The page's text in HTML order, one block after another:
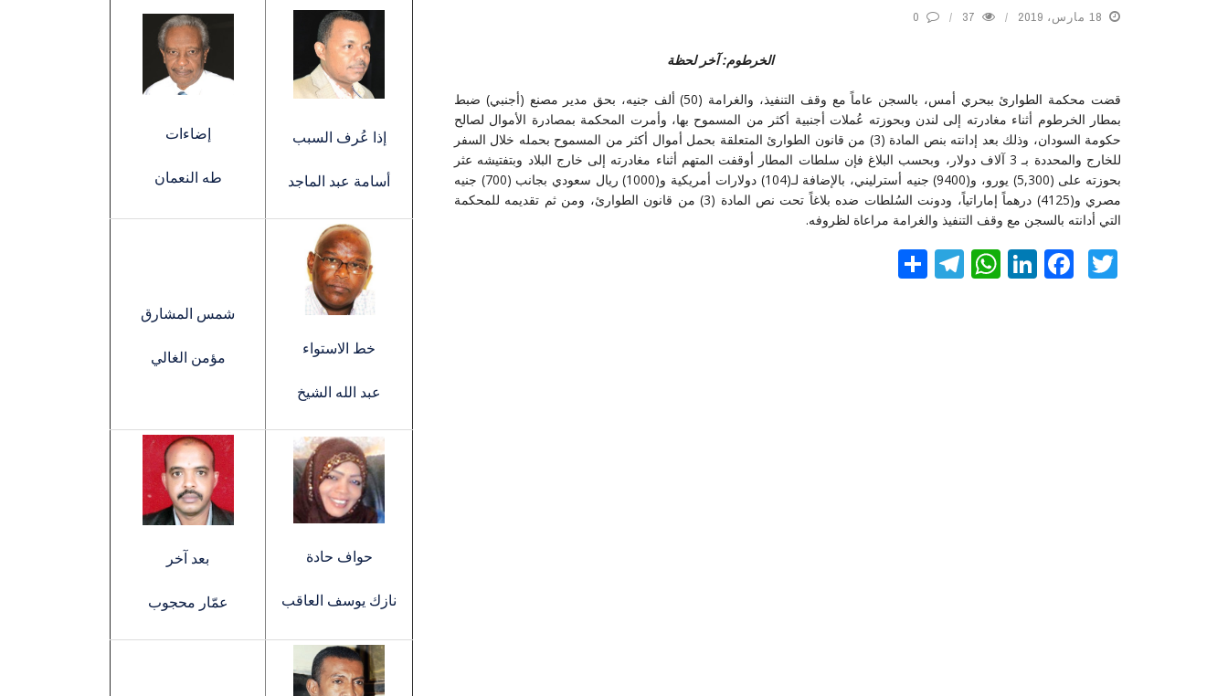
18 مارس، 2019 37
0
الخرطوم: آخر لحظة
قضت محكمة الطوارئ ببحري أمس، بالسجن عاماً مع وقف التنفيذ، والغرامة (50) ألف جنيه، بحق مدير مصنع (أجنبي) ضبط
بمطار الخرطوم أثناء مغادرته إلى لندن وبحوزته عُملات أجنبية أكثر من المسموح بها، وأمرت المحكمة بمصادرة الأموال لصالح
حكومة السودان، وذلك بعد إدانته بنص المادة (3) من قانون الطوارئ المتعلقة بحمل أموال أكثر من المسموح بحمله خلال السفر
للخارج والمحددة بـ 3 آلاف دولار، وبحسب البلاغ فإن سلطات المطار أوقفت المتهم أثناء مغادرته إلى خارج البلاد وبتفتيشه عثر
بحوزته على (5,300) يورو، و(9400) جنيه أسترليني، بالإضافة لـ(104) دولارات أمريكية و(1000) ريال سعودي بجانب (700) جنيه
مصري و(4125) درهماً إماراتياً، ودونت السُلطات ضده بلاغاً تحت نص المادة (3) من قانون الطوارئ، ومن ثم تقديمه للمحكمة
التي أدانته بالسجن مع وقف التنفيذ والغرامة مراعاة لظروفه.
Twitter
Facebook
LinkedIn
WhatsApp
Telegram
إذا عُرف السبب
أسامة عبد الماجد
إضاءات
طه النعمان
خط الاستواء
عبد الله الشيخ
شمس المشارق
مؤمن الغالي
حواف حادة
نازك يوسف العاقب
بعد آخر
عمّار محجوب